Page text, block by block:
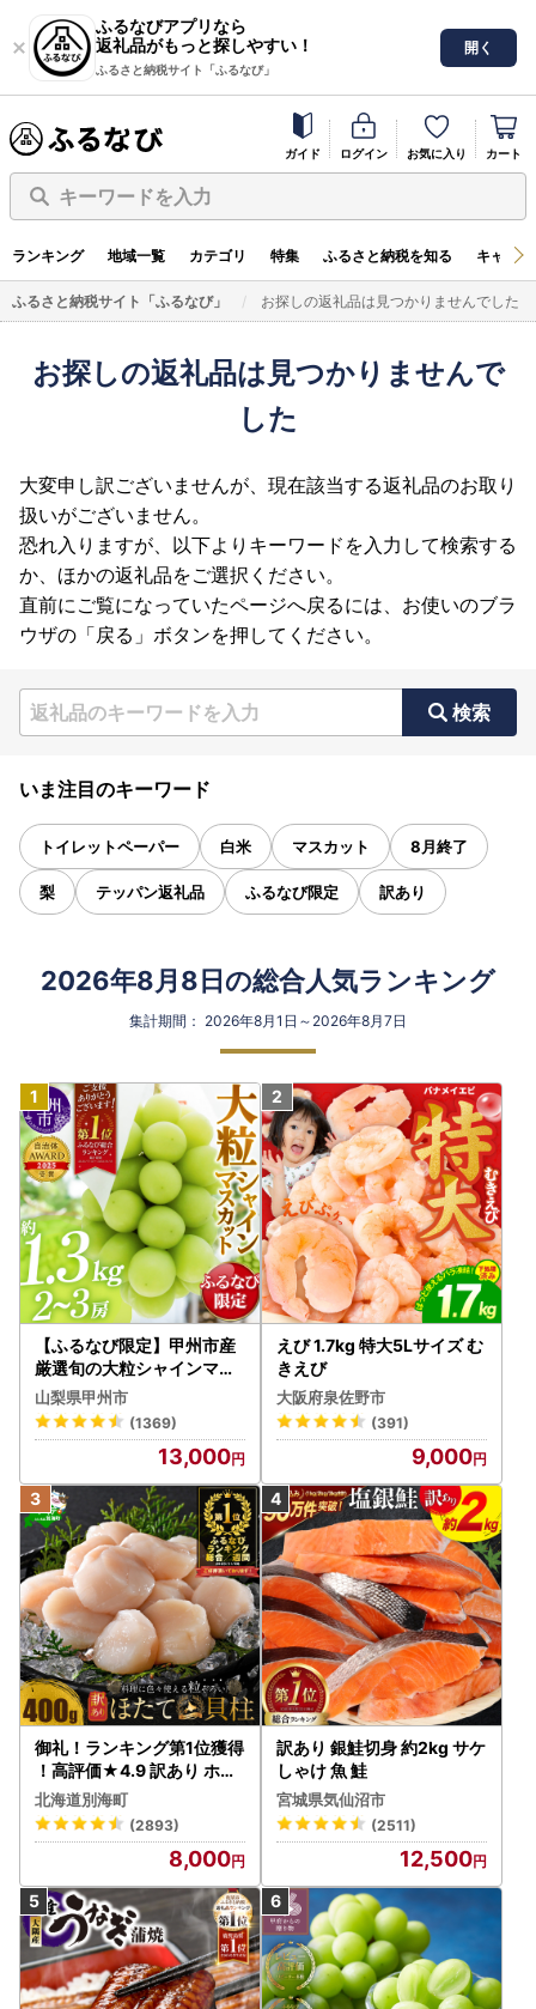
ふるなびアプリなら
返礼品がもっと探しやすい！
ふるさと納税サイト「ふるなび」
開く
ガイド ログイン お気に入り カート
キーワードを入力
ランキング 地域一覧 カテゴリ 特集 ふるさと納税を知る キャン
ふるさと納税サイト「ふるなび」 お探しの返礼品は見つかりませんでした
お探しの返礼品は見つかりませんで
した
大変申し訳ございませんが、現在該当する返礼品のお取り
扱いがございません。
恐れ入りますが、以下よりキーワードを入力して検索する
か、ほかの返礼品をご選択ください。
直前にご覧になっていたページへ戻るには、お使いのブラ
ウザの「戻る」ボタンを押してください。
検索
いま注目のキーワード
トイレットペーパー 白米 マスカット 8月終了
梨 テッパン返礼品 ふるなび限定 訳あり
2026年8月8日の総合人気ランキング
集計期間： 2026年8月1日～2026年8月7日
【ふるなび限定】甲州市産
厳選旬の大粒シャインマス
カット 約1.3kg 2～3房【2
026年発送】（MG）B12-
472 FN-Limited-VO シャ
インマスカット フルーツ
山梨県甲州市
(1369)
13,000
えび 1.7kg 特大5Lサイズ む
きえび
大阪府泉佐野市
(391)
9,000
御礼！ランキング第1位獲得
！高評価★4.9 訳あり ホタ
テ 400g（ほたて 帆立 貝柱
冷凍 ）
北海道別海町
(2893)
8,000
訳あり 銀鮭切身 約2kg サケ
しゃけ 魚 鮭
宮城県気仙沼市
(2511)
12,500